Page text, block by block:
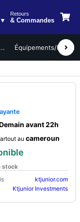
Retours
& Commandes
Équipements/
avant 22h
au cameroun
stock
ktjunior.com
Ktjunior Investments